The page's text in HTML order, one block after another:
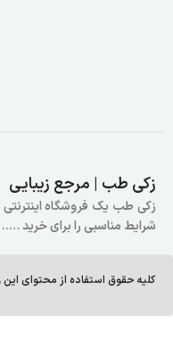
زکی طب | مرجع زیبایی
شرایط مناسبی را برای خرید …..
کلیه حقوق استفاده از محتوای